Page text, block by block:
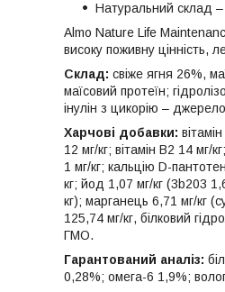
Натуральний склад –
Almo Nature Life
високу поживну цінність,
Склад: свіже ягня 26%,
маїсовий протеїн;
інулін з цикорію –
Харчові добавки:
12 мг/кг; вітамін В2 14 мг/
1 мг/кг; кальцію D-
кг; йод 1,07 мг/кг (3b203
кг); марганець 6,71 мг/кг
125,74 мг/кг, білковий
ГМО.
Гарантований аналіз:
0,28%; омега-6 1,9%;